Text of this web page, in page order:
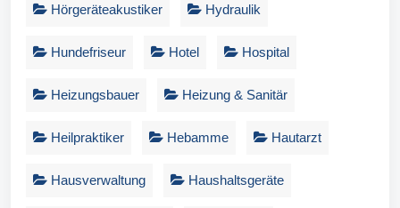
Hörgeräteakustiker Hydraulik
Hundefriseur Hotel Hospital
Heizungsbauer Heizung & Sanitär
Heilpraktiker Hebamme Hautarzt
Hausverwaltung Haushaltsgeräte